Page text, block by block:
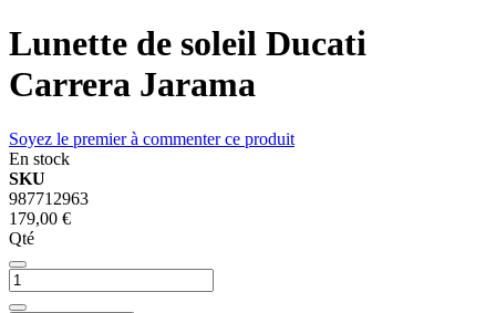
Lunette de soleil Ducati
Carrera Jarama
Soyez le premier à commenter ce produit
En stock
SKU
987712963
179,00 €
Qté